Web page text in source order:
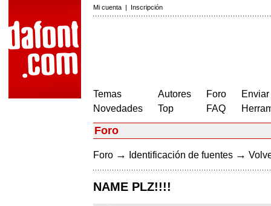
Mi cuenta | Inscripción
Temas
Novedades
Autores
Top
Foro
FAQ
Foro
Foro → Identificación de fuentes →
NAME PLZ!!!!